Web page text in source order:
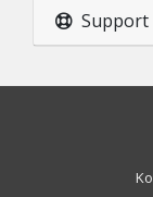
Support